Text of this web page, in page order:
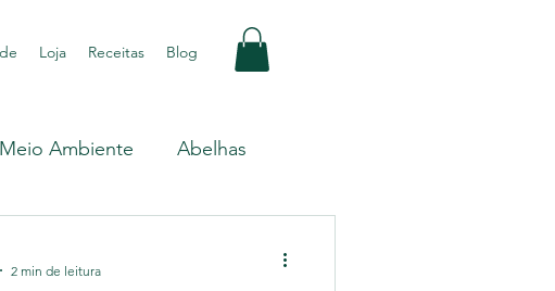
Loja Receitas Blog
Meio Ambiente Abelhas
2 min de leitura